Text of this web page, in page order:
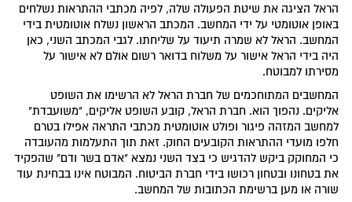
הראל הציגה את שיטת הפעולה שלה, לפיה מכתבי ההתראות נשלחים
באופן אוטומטי על ידי המחשב. המכתב הראשון נשלח אוטומטית בידי
המחשב. הראל לא שמרה תיעוד על שליחתו. לגבי המכתב השני, כאן
היה בידי הראל אישור על משלוח בדואר רשום אולם לא אישור על
מסירתו למבוטח.
המחשבים המתוחכמים של חברת הראל לא הרשימו את השופט
אליקים. נהפוך הוא. חברת הראל, קובע השופט אליקים, "משועבדת"
למחשב המזהה פיגור ופולט אוטומטית מכתבי התראה אפילו בטרם
חלפו מועדי ההתראות הקובעים החוק. זאת תוך התעלמות מהעובדה
כי המחוקק ביקש להדגיש כי בצד השני נמצא "אדם בשר ודם" שהפקיד
את בטחונו ובטחון רכושו בידי חברת הביטוח. המבוטח אינו בבחינת עוד
שורה או מען ברשימת הכתובות של המחשב.